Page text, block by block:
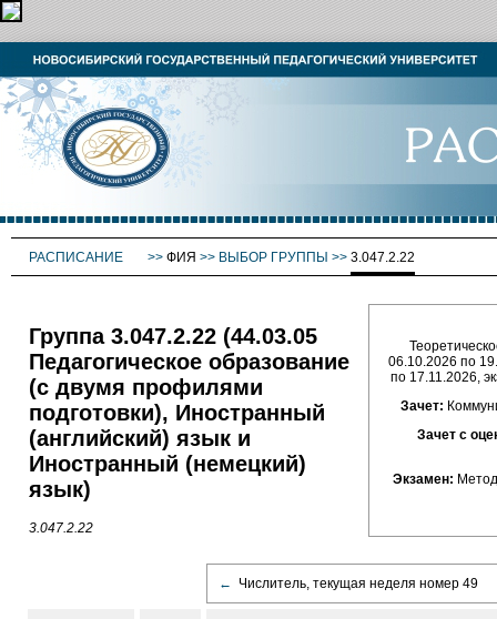
РАСПИСАНИЕ >> ФИЯ >> ВЫБОР ГРУППЫ >> 3.047.2.22
Группа 3.047.2.22 (44.03.05
Педагогическое образование
(с двумя профилями
подготовки), Иностранный
(английский) язык и
Иностранный (немецкий)
язык)
3.047.2.22
06.10.2026 по
по 17.11.2026,
Зачет:
Зачет с
Экзамен:
← Числитель, текущая неделя номер 49